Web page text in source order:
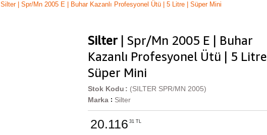
Silter | Spr/Mn 2005 E | Buhar Kazanlı Profesyonel Ütü | 5 Litre | Süper Mini
Silter | Spr/Mn 2005 E | Buhar
Kazanlı Profesyonel Ütü | 5 Litre |
Süper Mini
(SILTER SPR/MN 2005)
Stok Kodu
Marka : Silter
20.116 31 TL